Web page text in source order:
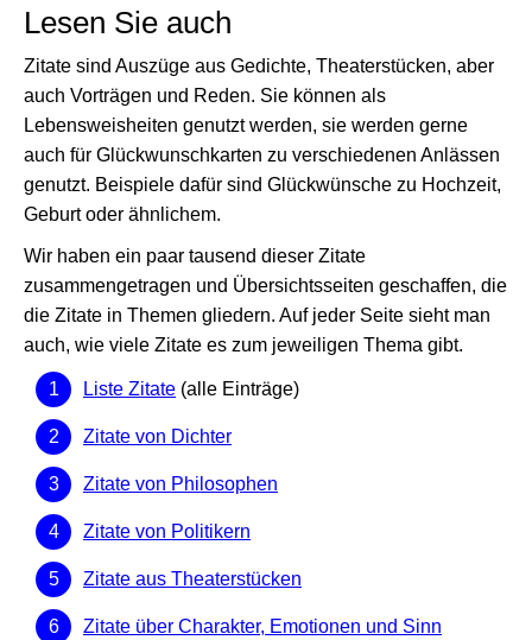
Lesen Sie auch
Zitate sind Auszüge aus Gedichte, Theaterstücken, aber
auch Vorträgen und Reden. Sie können als
Lebensweisheiten genutzt werden, sie werden gerne
auch für Glückwunschkarten zu verschiedenen Anlässen
genutzt. Beispiele dafür sind Glückwünsche zu Hochzeit,
Geburt oder ähnlichem.
Wir haben ein paar tausend dieser Zitate
zusammengetragen und Übersichtsseiten geschaffen, die
die Zitate in Themen gliedern. Auf jeder Seite sieht man
auch, wie viele Zitate es zum jeweiligen Thema gibt.
Liste Zitate (alle Einträge)
Zitate von Dichter
Zitate von Philosophen
Zitate von Politikern
Zitate aus Theaterstücken
Zitate über Charakter, Emotionen und Sinn